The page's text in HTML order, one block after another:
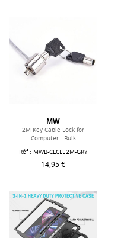
MW
2M Key Cable Lock for
Computer - Bulk
Réf : MWB-CLCLE2M-GRY
14,95 €